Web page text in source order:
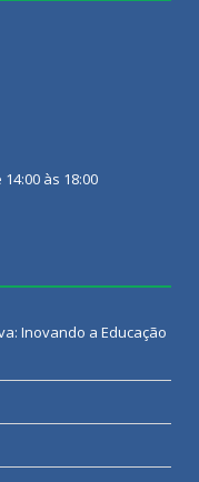
às 18:00
Inovando a Educação